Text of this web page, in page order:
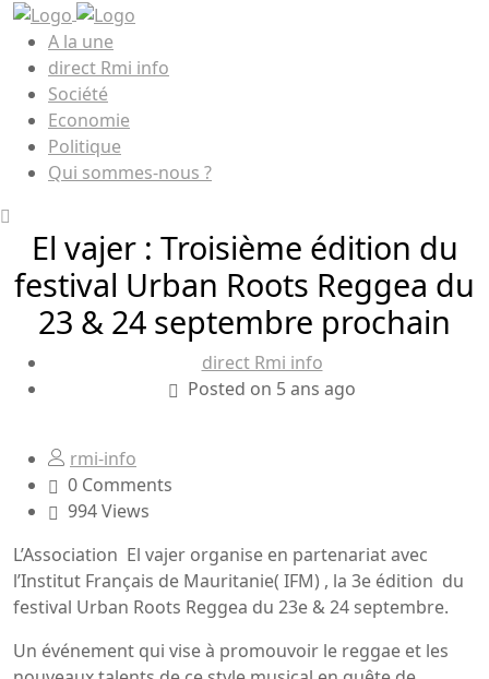
A la une
direct Rmi info
Société
Economie
Politique
Qui sommes-nous ?
El vajer : Troisième édition du
festival Urban Roots Reggea du
23 & 24 septembre prochain
direct Rmi info
Posted on 5 ans ago
rmi-info
0 Comments
994 Views
L’Association El vajer organise en partenariat avec
l’Institut Français de Mauritanie( IFM) , la 3e édition du
festival Urban Roots Reggea du 23e & 24 septembre.
Un événement qui vise à promouvoir le reggae et les